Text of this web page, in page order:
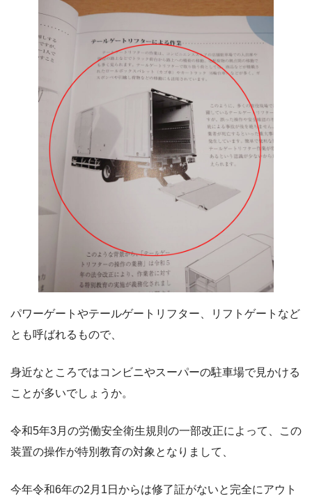
パワーゲートやテールゲートリフター、リフトゲートなど
とも呼ばれるもので、
身近なところではコンビニやスーパーの駐車場で見かける
ことが多いでしょうか。
令和5年3月の労働安全衛生規則の一部改正によって、この
装置の操作が特別教育の対象となりまして、
今年令和6年の2月1日からは修了証がないと完全にアウト